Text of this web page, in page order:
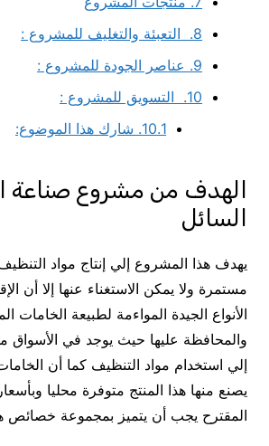
8.
التعبئة والتغليف للمشروع :
9. عناصر الجودة للمشروع :
10.
التسويق للمشروع :
10.1. شارك هذا الموضوع:
الهدف من مشروع صناعة
السائل
يهدف هذا المشروع إلي إنتاج مواد
مستمرة ولا يمكن الاستغناء عنها إلا أن
الأنواع الجيدة المواءمة لطبيعة الخامات
والمحافظة عليها حيث يوجد في الأسواق
إلي استخدام مواد التنظيف كما أن
يصنع منها هذا المنتج متوفرة محليا
المقترح يجب أن يتميز بمجموعة